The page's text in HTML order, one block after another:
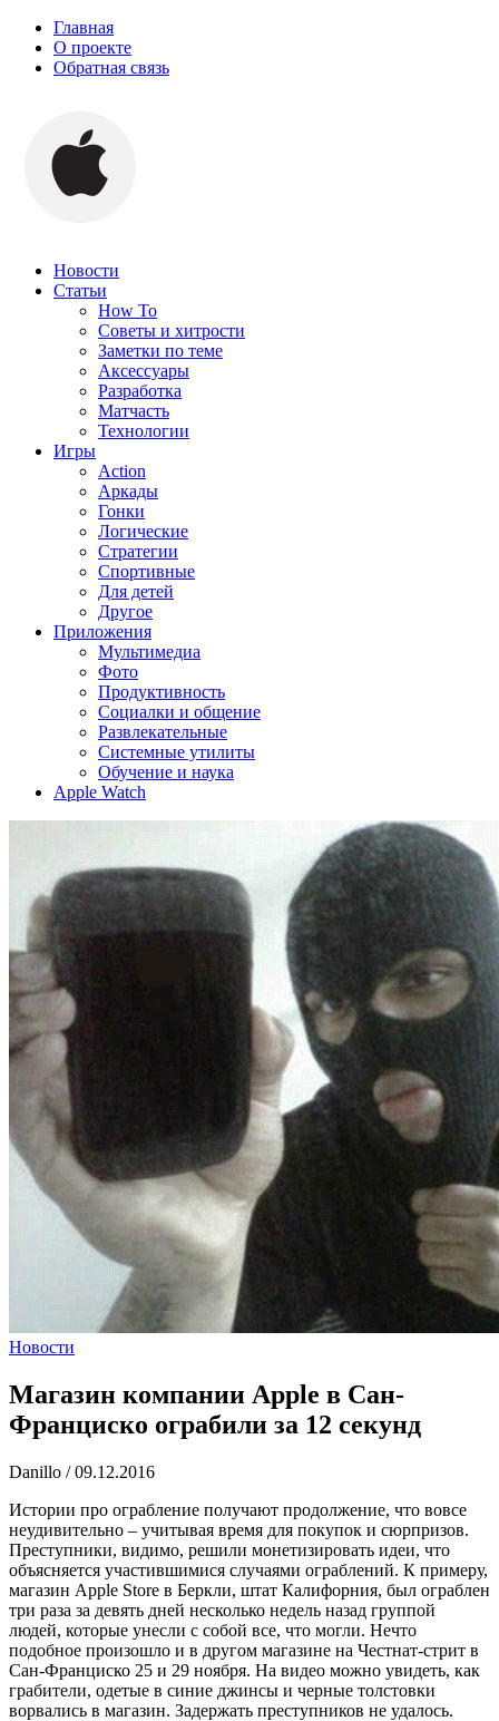
Главная
О проекте
Обратная связь
Новости
Статьи
How To
Советы и хитрости
Заметки по теме
Аксессуары
Разработка
Матчасть
Технологии
Игры
Action
Аркады
Гонки
Логические
Стратегии
Спортивные
Для детей
Другое
Приложения
Мультимедиа
Фото
Продуктивность
Социалки и общение
Развлекательные
Системные утилиты
Обучение и наука
Apple Watch
Новости
Магазин компании Apple в Сан-
Франциско ограбили за 12 секунд
Danillo / 09.12.2016
Истории про ограбление получают продолжение, что вовсе
неудивительно – учитывая время для покупок и сюрпризов.
Преступники, видимо, решили монетизировать идеи, что
объясняется участившимися случаями ограблений. К примеру,
магазин Apple Store в Беркли, штат Калифорния, был ограблен
три раза за девять дней несколько недель назад группой
людей, которые унесли с собой все, что могли. Нечто
подобное произошло и в другом магазине на Честнат-стрит в
Сан-Франциско 25 и 29 ноября. На видео можно увидеть, как
грабители, одетые в синие джинсы и черные толстовки
ворвались в магазин. Задержать преступников не удалось.